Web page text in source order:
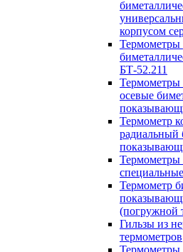
корпусом
Термометры
БТ-52.211
Термометры
осевые
Термометр
радиальный
Термометры
Термометр
(погружной
Гильзы из
термометров